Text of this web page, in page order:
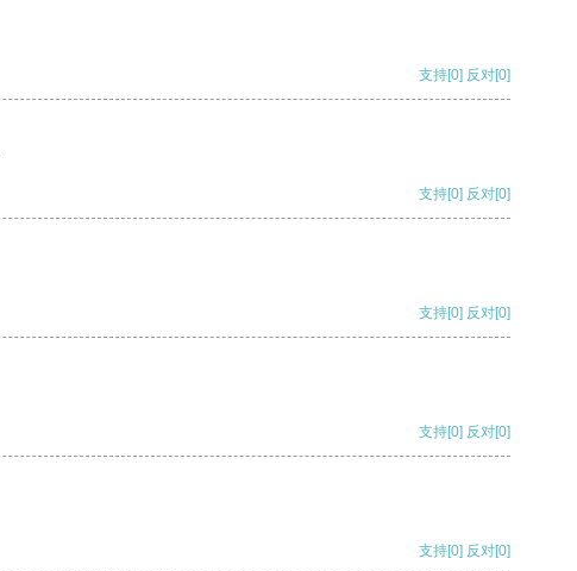
支持[0] 反对[0]
支持[0] 反对[0]
支持[0] 反对[0]
支持[0] 反对[0]
支持[0] 反对[0]